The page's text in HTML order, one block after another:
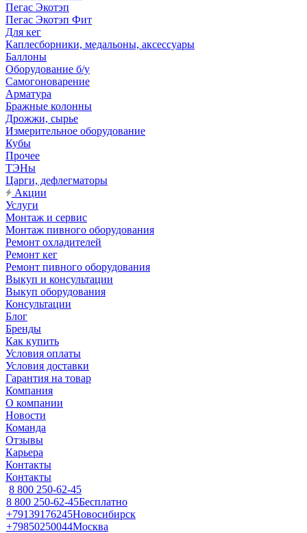
Пегас Экотэп
Пегас Экотэп Фит
Для кег
Каплесборники, медальоны, аксессуары
Баллоны
Оборудование б/у
Самогоноварение
Арматура
Бражные колонны
Дрожжи, сырье
Измерительное оборудование
Кубы
Прочее
ТЭНы
Царги, дефлегматоры
Акции
Услуги
Монтаж и сервис
Монтаж пивного оборудования
Ремонт охладителей
Ремонт кег
Ремонт пивного оборудования
Выкуп и консультации
Выкуп оборудования
Консультации
Блог
Бренды
Как купить
Условия оплаты
Условия доставки
Гарантия на товар
Компания
О компании
Новости
Команда
Отзывы
Карьера
Контакты
Контакты
8 800 250-62-45
8 800 250-62-45Бесплатно
+79139176245Новосибирск
+79850250044Москва